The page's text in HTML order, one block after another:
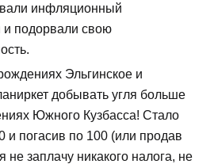
инфляционный
и подорвали свою
Эльгинское и
добывать угля больше
Южного Кузбасса! Стало
и погасив по 100 (или продав
не заплачу никакого налога, не